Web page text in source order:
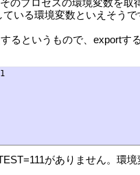
いる環境変数といえそうで
るというもので、export
がありません。環